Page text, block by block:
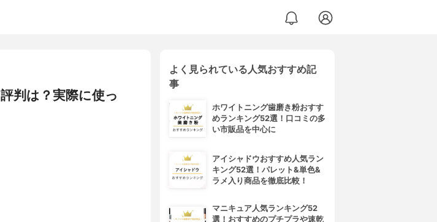
判は？実際に使っ
よく見られている人気おすすめ記
事
ホワイトニング歯磨き粉おすす
めランキング52選！口コミの多
い市販品を中心に
アイシャドウおすすめ人気ラン
キング52選！パレット&単色&
ラメ入り商品を徹底比較！
マニキュア人気ランキング52
選！おすすめのプチプラや速乾